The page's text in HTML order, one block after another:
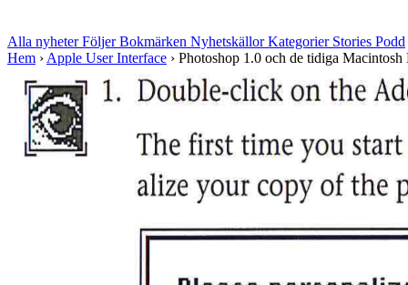
Alla nyheterFöljerBokmärken NyhetskällorKategorier Stories Podd
Hem › Apple User Interface › Photoshop 1.0 och de tidiga